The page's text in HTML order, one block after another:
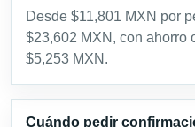
Desde $11,801 MXN por
$23,602 MXN, con ahorro
$5,253 MXN.
Cuándo pedir